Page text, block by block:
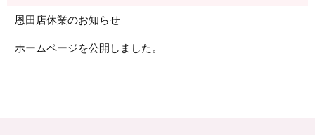
恩田店休業のお知らせ
ホームページを公開しました。